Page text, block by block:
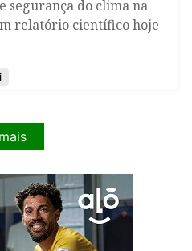
segurança do clima na
relatório científico hoje
mais